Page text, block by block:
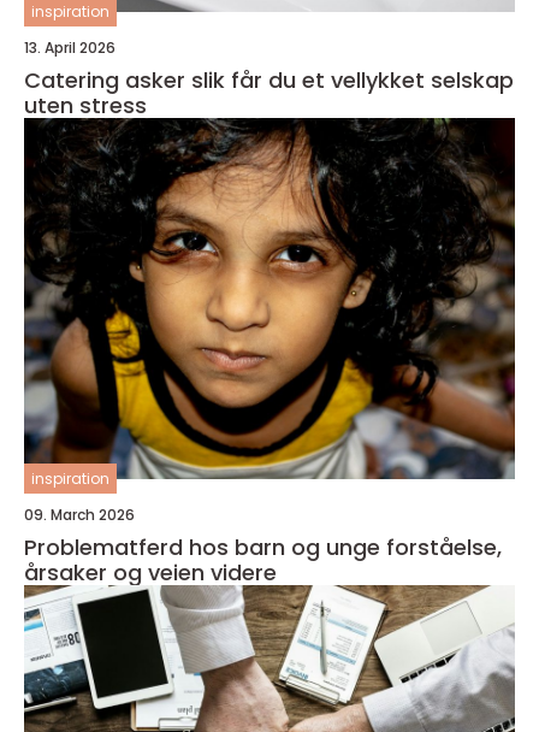
inspiration
13. April 2026
Catering asker slik får du et vellykket selskap
uten stress
inspiration
09. March 2026
Problematferd hos barn og unge forståelse,
årsaker og veien videre